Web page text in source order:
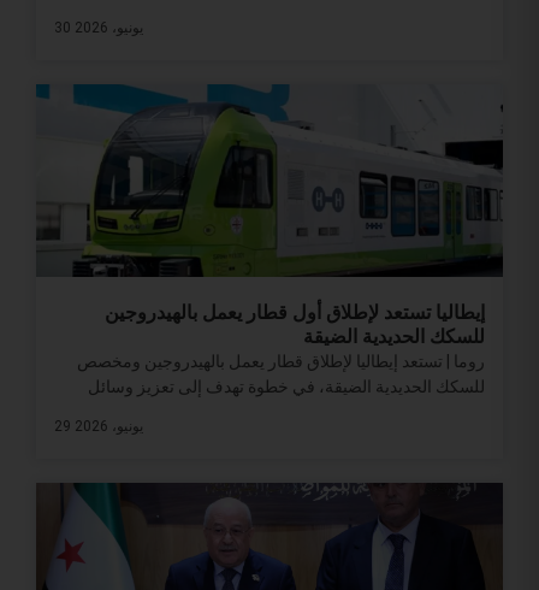
30 يونيو، 2026
إيطاليا تستعد لإطلاق أول قطار يعمل بالهيدروجين
للسكك الحديدية الضيقة
روما | تستعد إيطاليا لإطلاق قطار يعمل بالهيدروجين ومخصص
للسكك الحديدية الضيقة، في خطوة تهدف إلى تعزيز وسائل
29 يونيو، 2026